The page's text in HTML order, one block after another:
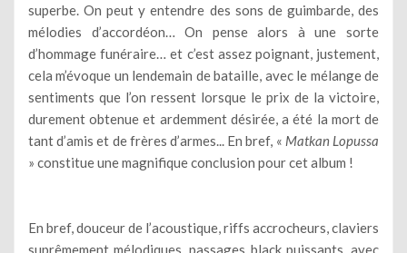
superbe. On peut y entendre des sons de guimbarde, des
mélodies d’accordéon… On pense alors à une sorte
d’hommage funéraire… et c’est assez poignant, justement,
cela m’évoque un lendemain de bataille, avec le mélange de
sentiments que l’on ressent lorsque le prix de la victoire,
durement obtenue et ardemment désirée, a été la mort de
tant d’amis et de frères d’armes... En bref, « Matkan Lopussa
» constitue une magnifique conclusion pour cet album !
En bref, douceur de l’acoustique, riffs accrocheurs, claviers
suprêmement mélodiques, passages black puissants, avec